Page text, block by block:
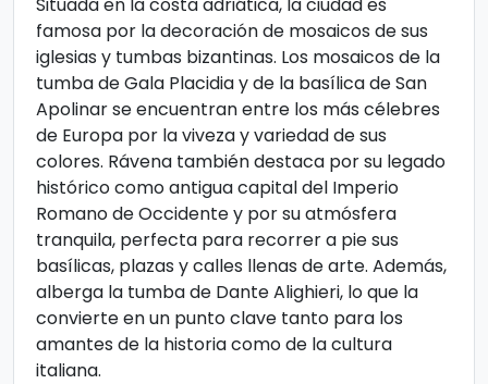
famosa por la decoración de mosaicos de sus
iglesias y tumbas bizantinas. Los mosaicos de la
tumba de Gala Placidia y de la basílica de San
Apolinar se encuentran entre los más célebres
de Europa por la viveza y variedad de sus
colores. Rávena también destaca por su legado
histórico como antigua capital del Imperio
Romano de Occidente y por su atmósfera
tranquila, perfecta para recorrer a pie sus
basílicas, plazas y calles llenas de arte. Además,
alberga la tumba de Dante Alighieri, lo que la
convierte en un punto clave tanto para los
amantes de la historia como de la cultura
italiana.